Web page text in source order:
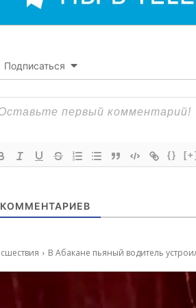
Подписаться
{}
КОММЕНТАРИЕВ